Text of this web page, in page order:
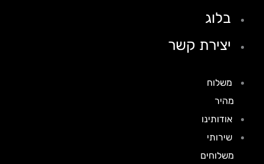
בלוג
יצירת קשר
משלוח
אודותינו
שירותי
משלוחים